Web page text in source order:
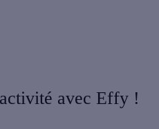
avec Effy !